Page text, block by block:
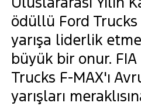
ödüllü Ford
yarışa liderlik
büyük bir onur. FIA
Trucks F-MAX'ı
yarışları